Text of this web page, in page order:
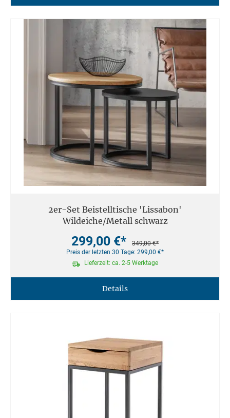
2er-Set Beistelltische 'Lissabon'
Wildeiche/Metall schwarz
299,00 €*
349,00 €*
Preis der letzten 30 Tage: 299,00 €*
Lieferzeit: ca. 2-5 Werktage
Details